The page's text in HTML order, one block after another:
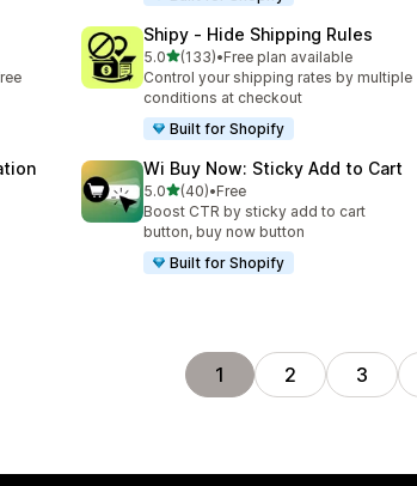
Shipy ‑ Hide Shipping Rules
5.05つ星中
(133)
合計レビュー数：133件
•Free plan available
Control your shipping rates by multiple
conditions at checkout
Built for Shopify
Wi Buy Now: Sticky Add to Cart
5.05つ星中
(40)
合計レビュー数：40件
•Free
Boost CTR by sticky add to cart
button, buy now button
Built for Shopify
1 2 3